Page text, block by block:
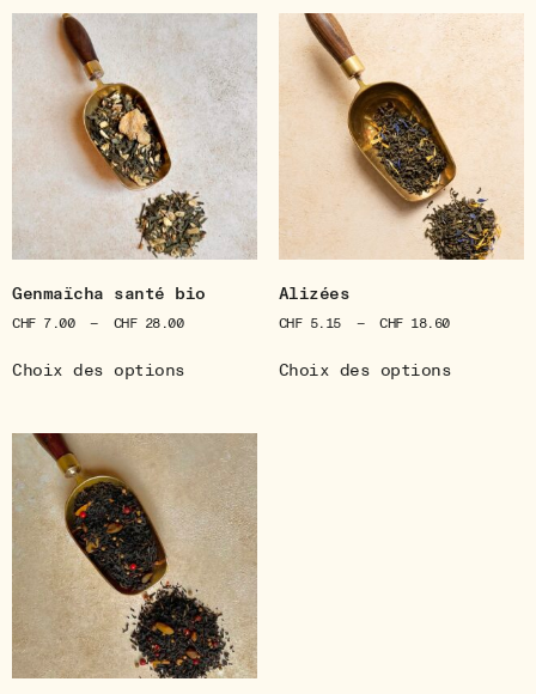
Genmaïcha santé bio
CHF7.00 – CHF28.00
Choix des options
Alizées
CHF5.15 – CHF18.60
Choix des options